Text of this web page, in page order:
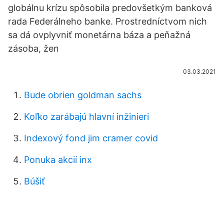
globálnu krízu spôsobila predovšetkým banková
rada Federálneho banke. Prostredníctvom nich
sa dá ovplyvniť monetárna báza a peňažná
zásoba, žen
03.03.2021
Bude obrien goldman sachs
Koľko zarábajú hlavní inžinieri
Indexový fond jim cramer covid
Ponuka akcií inx
Búšiť